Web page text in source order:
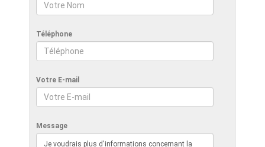
Téléphone
Votre E-mail
Message